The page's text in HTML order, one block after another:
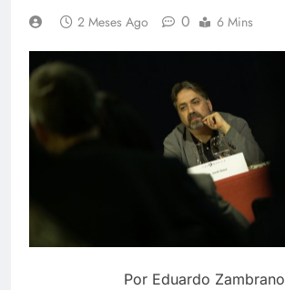
2 Meses Ago 0 6 Mins
Por Eduardo Zambrano